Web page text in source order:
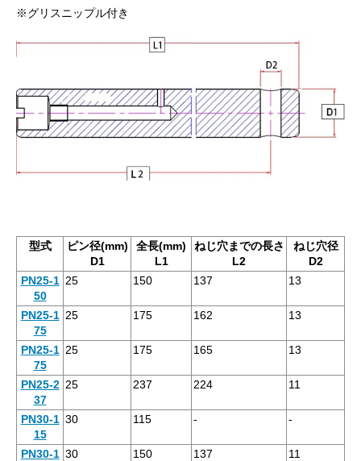
※グリスニップル付き
型式
ピン径(mm)
D1
全長(mm)
L1
ねじ穴までの長さ
L2
ねじ穴径
D2
PN25-1
50
25 150 137 13
PN25-1
75
25 175 162 13
PN25-1
75
25 175 165 13
PN25-2
37
25 237 224 11
PN30-1
15
30 115 - -
PN30-1 30 150 137 11